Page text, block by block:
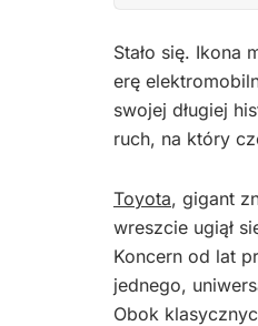
Stało się. Ikona
erę
swojej długiej
ruch, na który
Toyota, gigant
wreszcie ugiął
Koncern od lat
jednego,
Obok